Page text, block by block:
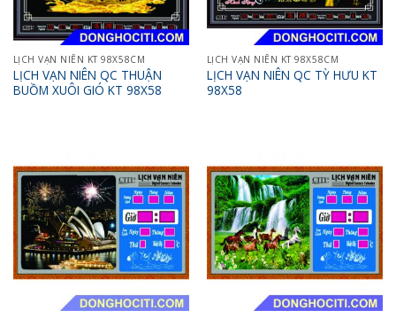
LỊCH VẠN NIÊN KT 98X58CM
LỊCH VẠN NIÊN QC THUẬN
BUỒM XUÔI GIÓ KT 98X58
LỊCH VẠN NIÊN KT 98X58CM
LỊCH VẠN NIÊN QC TỲ HƯU KT
98X58